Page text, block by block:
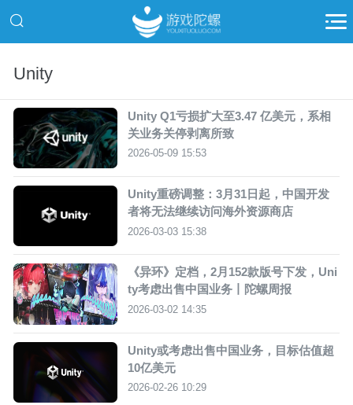
Unity
Unity Q1亏损扩大至3.47 亿美元，系相
关业务关停剥离所致
2026-05-09 15:53
Unity重磅调整：3月31日起，中国开发
者将无法继续访问海外资源商店
2026-03-03 15:38
《异环》定档，2月152款版号下发，Uni
ty考虑出售中国业务丨陀螺周报
2026-03-02 14:35
Unity或考虑出售中国业务，目标估值超
10亿美元
2026-02-26 10:29